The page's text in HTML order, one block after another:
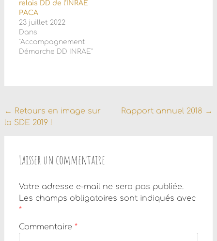
relais DD de l’INRAE
PACA
23 juillet 2022
Dans
"Accompagnement
Démarche DD INRAE"
Navigation
de
← Retours en image sur
la SDE 2019 !
Rapport annuel 2018 →
Laisser un commentaire
Votre adresse e-mail ne sera pas publiée.
Les champs obligatoires sont indiqués avec
*
Commentaire *